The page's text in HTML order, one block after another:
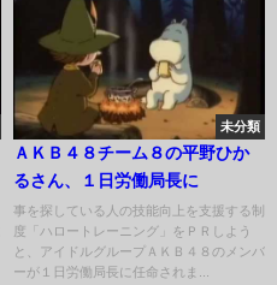
未分類
ＡＫＢ４８チーム８の平野ひか
るさん、１日労働局長に
事を探している人の技能向上を支援する制
度「ハロートレーニング」をＰＲしよう
と、アイドルグループＡＫＢ４８のメンバ
ーが１日労働局長に任命されま...